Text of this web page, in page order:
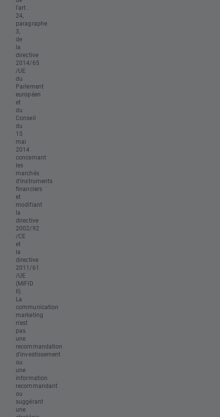
l'art.
24,
paragraphe
3,
de
la
directive
2014/65
/UE
du
Parlement
européen
et
du
Conseil
du
15
mai
2014
concernant
les
marchés
d'instruments
financiers
et
modifiant
la
directive
2002/92
/CE
et
la
directive
2011/61
/UE
(MiFID
II).
La
communication
marketing
n'est
pas
une
recommandation
d'investissement
ou
une
information
recommandant
ou
suggérant
une